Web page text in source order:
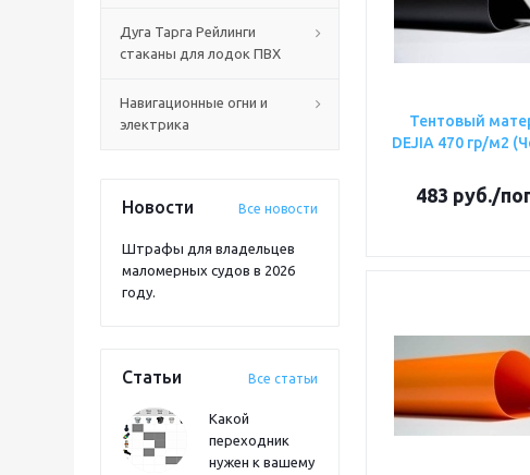
Дуга Тарга Рейлинги
стаканы для лодок ПВХ
Навигационные огни и
электрика
Новости Все новости
Штрафы для владельцев
маломерных судов в 2026
году.
Статьи Все статьи
Какой
переходник
нужен к вашему
Тентовый
DEJIA 470 гр/м2
483 руб./